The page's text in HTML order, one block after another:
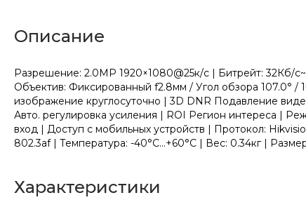
Описание
Разрешение: 2.0МР 1920×1080@25к/с | Битрейт: 32Кб/
Объектив: Фиксированный f2.8мм / Угол обзора 107.0° /
изображение круглосуточно | 3D DNR Подавление
Авто. регулировка усиления | ROI Регион интереса |
вход | Доступ с мобильных устройств | Протокол:
802.3af | Температура: -40°C...+60°C | Вес: 0.34кг |
Характеристики